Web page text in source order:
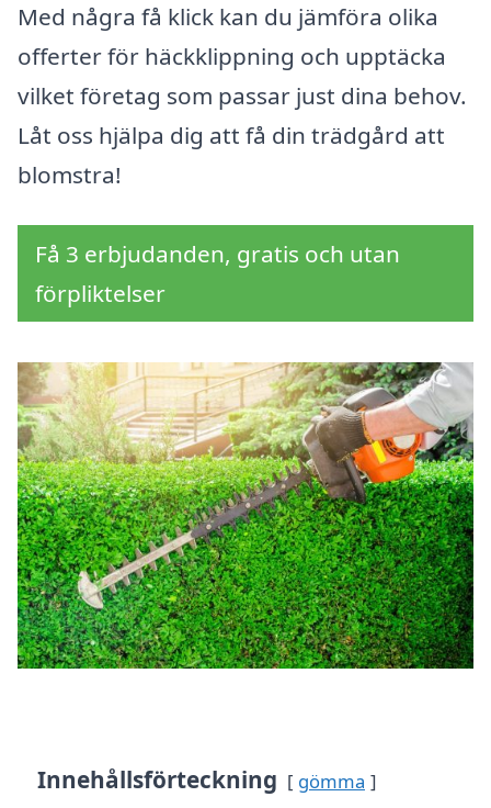
Med några få klick kan du jämföra olika
offerter för häckklippning och upptäcka
vilket företag som passar just dina behov.
Låt oss hjälpa dig att få din trädgård att
blomstra!
Få 3 erbjudanden, gratis och utan
förpliktelser
Innehållsförteckning gömma